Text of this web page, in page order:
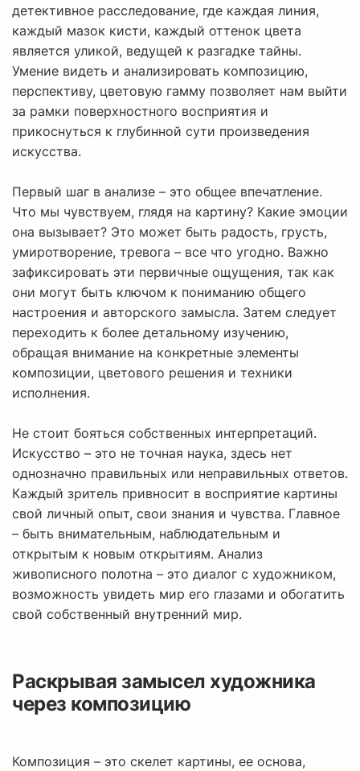
детективное расследование, где каждая линия,
каждый мазок кисти, каждый оттенок цвета
является уликой, ведущей к разгадке тайны.
Умение видеть и анализировать композицию,
перспективу, цветовую гамму позволяет нам выйти
за рамки поверхностного восприятия и
прикоснуться к глубинной сути произведения
искусства.
Первый шаг в анализе – это общее впечатление.
Что мы чувствуем, глядя на картину? Какие эмоции
она вызывает? Это может быть радость, грусть,
умиротворение, тревога – все что угодно. Важно
зафиксировать эти первичные ощущения, так как
они могут быть ключом к пониманию общего
настроения и авторского замысла. Затем следует
переходить к более детальному изучению,
обращая внимание на конкретные элементы
композиции, цветового решения и техники
исполнения.
Не стоит бояться собственных интерпретаций.
Искусство – это не точная наука, здесь нет
однозначно правильных или неправильных ответов.
Каждый зритель привносит в восприятие картины
свой личный опыт, свои знания и чувства. Главное
– быть внимательным, наблюдательным и
открытым к новым открытиям. Анализ
живописного полотна – это диалог с художником,
возможность увидеть мир его глазами и обогатить
свой собственный внутренний мир.
Раскрывая замысел художника
через композицию
Композиция – это скелет картины, ее основа,